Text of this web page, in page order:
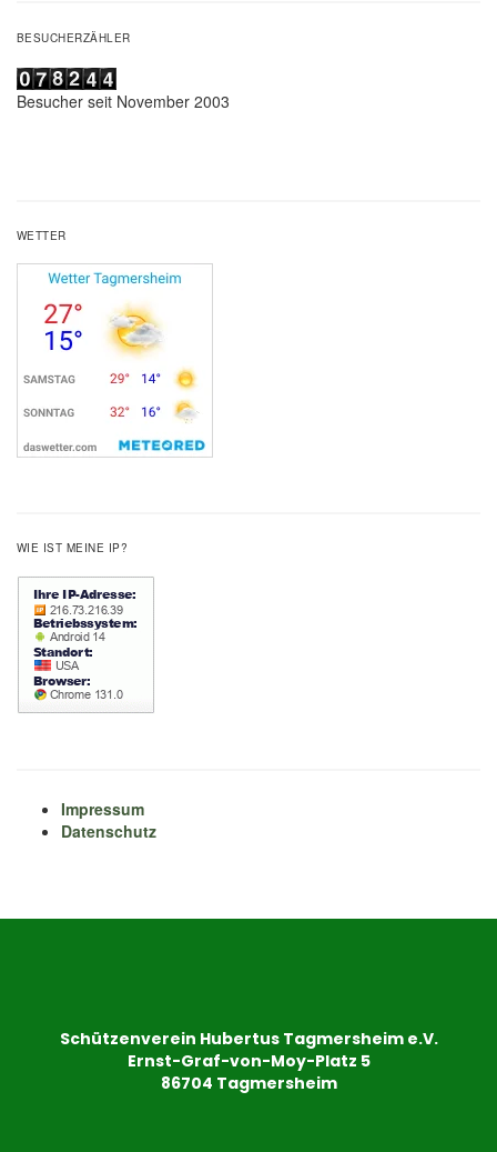
BESUCHERZÄHLER
Besucher seit November 2003
WETTER
WIE IST MEINE IP?
Impressum
Datenschutz
Schützenverein Hubertus Tagmersheim e.V.
Ernst-Graf-von-Moy-Platz 5
86704 Tagmersheim